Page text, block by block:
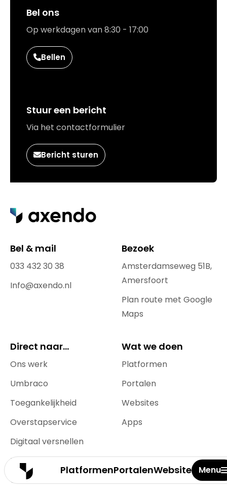
PlatformenPortalenWebsites Menu
Sluiten
Bel ons
Op werkdagen van 8:30 - 17:00
Bellen
Stuur een bericht
Via het contactformulier
Bericht sturen
Bel & mail
033 432 30 38
Info@axendo.nl
Bezoek
Amsterdamseweg 51B,
Amersfoort
Plan route met Google
Maps
Direct naar...
Ons werk
Umbraco
Toegankelijkheid
Overstapservice
Digitaal versnellen
Inzichten
Contact
Wat we doen
Platformen
Portalen
Websites
Apps